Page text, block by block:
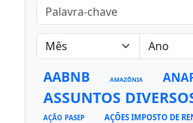
AABNB AMAZÔNIA
ASSUNTOS
AÇÃO PASEP AÇÕES IMPOSTO DE